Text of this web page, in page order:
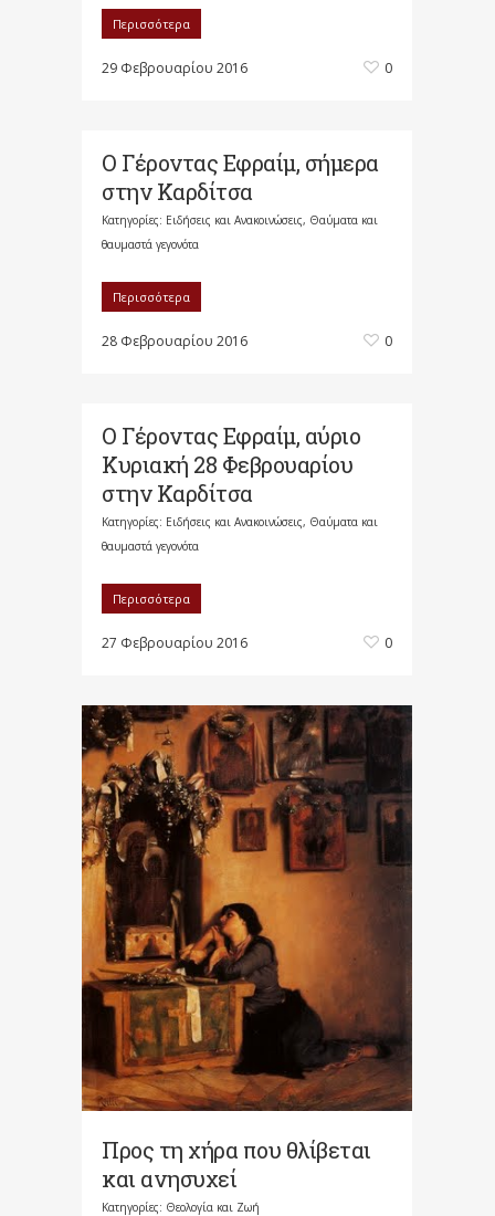
Περισσότερα
29 Φεβρουαρίου 2016 0
Ο Γέροντας Εφραίμ, σήμερα
στην Καρδίτσα
Κατηγορίες: Ειδήσεις και Ανακοινώσεις, Θαύματα και
θαυμαστά γεγονότα
Περισσότερα
28 Φεβρουαρίου 2016 0
Ο Γέροντας Εφραίμ, αύριο
Κυριακή 28 Φεβρουαρίου
στην Καρδίτσα
Κατηγορίες: Ειδήσεις και Ανακοινώσεις, Θαύματα και
θαυμαστά γεγονότα
Περισσότερα
27 Φεβρουαρίου 2016 0
Προς τη χήρα που θλίβεται
και ανησυχεί
Κατηγορίες: Θεολογία και Ζωή